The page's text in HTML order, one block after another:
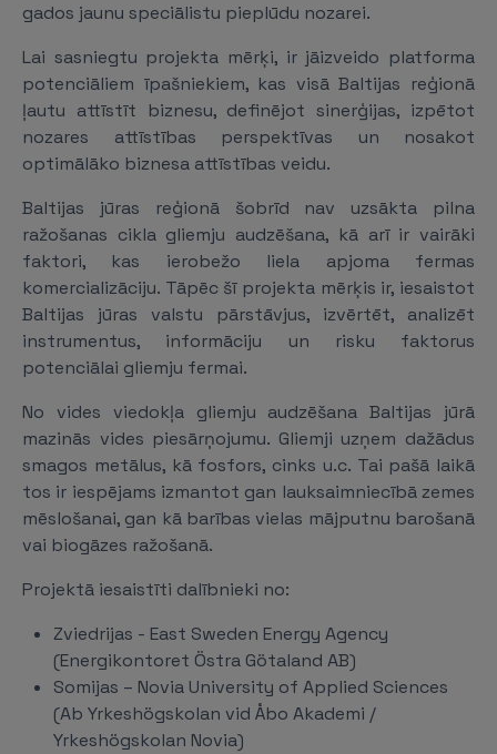
gados jaunu speciālistu pieplūdu nozarei.
Lai sasniegtu projekta mērķi, ir jāizveido platforma
potenciāliem īpašniekiem, kas visā Baltijas reģionā
ļautu attīstīt biznesu, definējot sinerģijas, izpētot
nozares attīstības perspektīvas un nosakot
optimālāko biznesa attīstības veidu.
Baltijas jūras reģionā šobrīd nav uzsākta pilna
ražošanas cikla gliemju audzēšana, kā arī ir vairāki
faktori, kas ierobežo liela apjoma fermas
komercializāciju. Tāpēc šī projekta mērķis ir, iesaistot
Baltijas jūras valstu pārstāvjus, izvērtēt, analizēt
instrumentus, informāciju un risku faktorus
potenciālai gliemju fermai.
No vides viedokļa gliemju audzēšana Baltijas jūrā
mazinās vides piesārņojumu. Gliemji uzņem dažādus
smagos metālus, kā fosfors, cinks u.c. Tai pašā laikā
tos ir iespējams izmantot gan lauksaimniecībā zemes
mēslošanai, gan kā barības vielas mājputnu barošanā
vai biogāzes ražošanā.
Projektā iesaistīti dalībnieki no:
Zviedrijas - East Sweden Energy Agency
(Energikontoret Östra Götaland AB)
Somijas – Novia University of Applied Sciences
(Ab Yrkeshögskolan vid Åbo Akademi /
Yrkeshögskolan Novia)